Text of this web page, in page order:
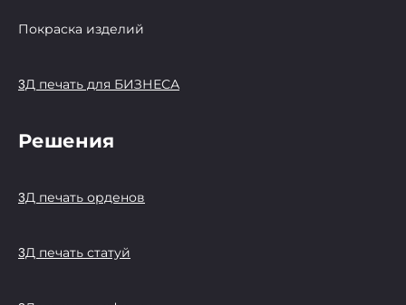
Покраска изделий
3Д печать для БИЗНЕСА
Решения
3Д печать орденов
3Д печать статуй